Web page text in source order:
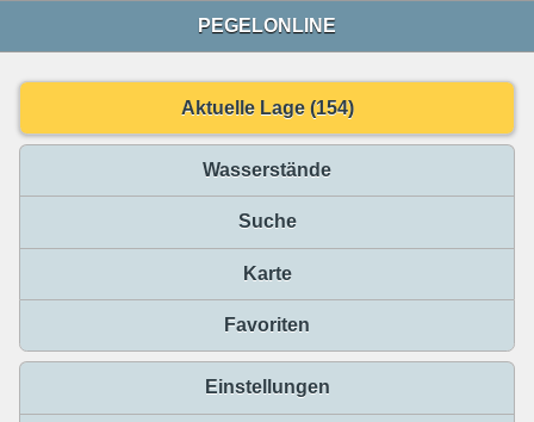
PEGELONLINE
Aktuelle Lage (154)
Wasserstände
Suche
Karte
Favoriten
Einstellungen